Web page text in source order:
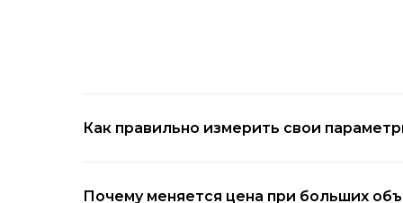
Как правильно измерить свои
Почему меняется цена при больших